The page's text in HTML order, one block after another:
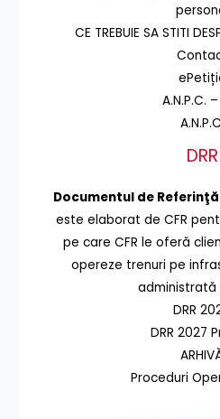
CE TREBUIE SA STITI
A.N.P.C.
DRR
Documentul de Referinţă
este elaborat de CFR
pe care CFR le oferă
opereze trenuri pe
administrată
DRR
DRR 2027
Proceduri